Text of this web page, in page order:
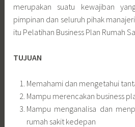
merupakan suatu kewajiban
pimpinan dan seluruh pihak
itu Pelatihan Business Plan Rumah
TUJUAN
Memahami dan mengetahui
Mampu merencakan business
Mampu menganalisa dan
rumah sakit kedepan